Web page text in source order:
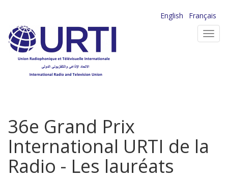
contenu
principal
English
Français
36e Grand Prix
International URTI de la
Radio - Les lauréats